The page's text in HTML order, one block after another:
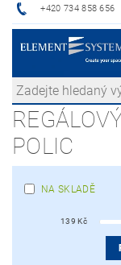
+420 734 858 656
POLIC
NA SKLADĚ
139 Kč